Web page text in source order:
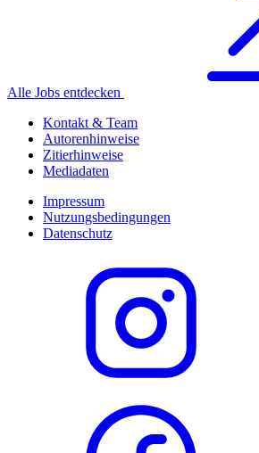
Alle Jobs entdecken
Kontakt & Team
Autorenhinweise
Zitierhinweise
Mediadaten
Impressum
Nutzungsbedingungen
Datenschutz